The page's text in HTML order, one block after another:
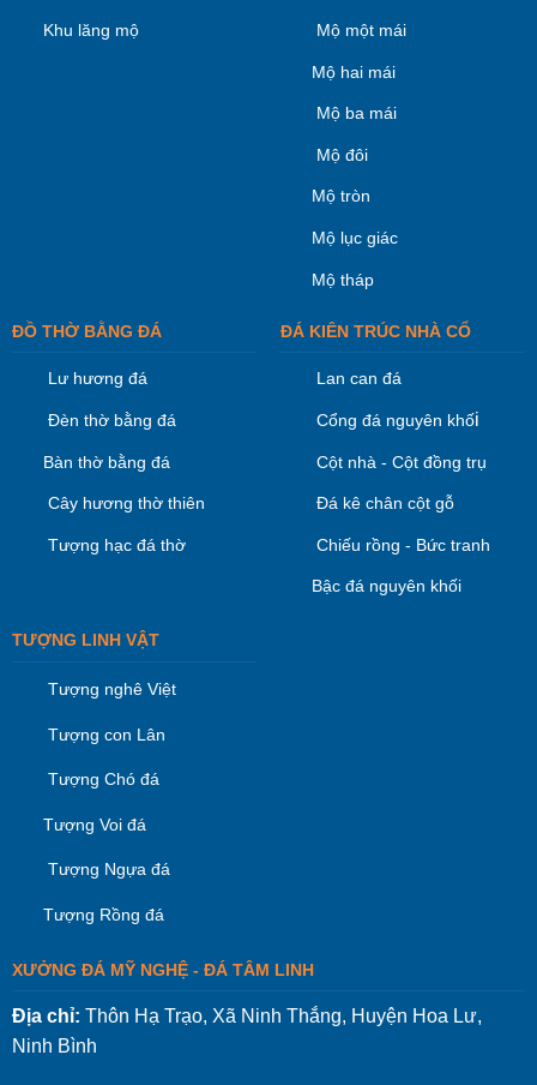
Khu lăng mộ Mộ một mái
Mộ hai mái
Mộ ba mái
Mộ đôi
Mộ tròn
Mộ lục giác
Mộ tháp
ĐỒ THỜ BẰNG ĐÁ
Lư hương đá
Đèn thờ bằng đá
Bàn thờ bằng đá
Cây hương thờ thiên
Tượng hạc đá thờ
ĐÁ KIÊN TRÚC NHÀ CỔ
Lan can đá
Cổng đá nguyên khối
Cột nhà - Cột đồng trụ
Đá kê chân cột gỗ
Chiếu rồng - Bức tranh
Bậc đá nguyên khối
TƯỢNG LINH VẬT
Tượng nghê Việt
Tượng con Lân
Tượng Chó đá
Tượng Voi đá
Tượng Ngựa đá
Tượng Rồng đá
XƯỞNG ĐÁ MỸ NGHỆ - ĐÁ TÂM LINH
Địa chỉ: Thôn Hạ Trạo, Xã Ninh Thắng, Huyện Hoa Lư,
Ninh Bình